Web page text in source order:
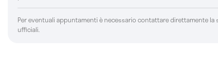
Per eventuali appuntamenti è necessario contattare direttamente
ufficiali.